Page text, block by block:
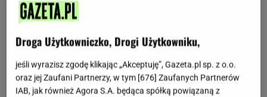
najpopularniejszych napojów przygotowywanych w
polskich domach. Można było kupić go w sklepach,
ale wiele osób robiło go samodzielnie i
zajęły kolorowenapojegazowane, a o tradycyjnej
recepturze stopniowo zapomniano.Obecnie
Droga Użytkowniczko, Drogi Użytkowniku,
jeśli wyrazisz zgodę klikając „Akceptuję”, Gazeta.pl sp. z o.o.
oraz jej Zaufani Partnerzy, w tym [676] Zaufanych Partnerów
IAB, jak również Agora S.A. będąca spółką powiązaną z